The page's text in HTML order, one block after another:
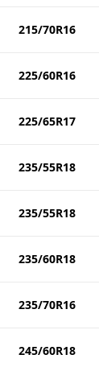
215/70R16
225/60R16
225/65R17
235/55R18
235/55R18
235/60R18
235/70R16
245/60R18